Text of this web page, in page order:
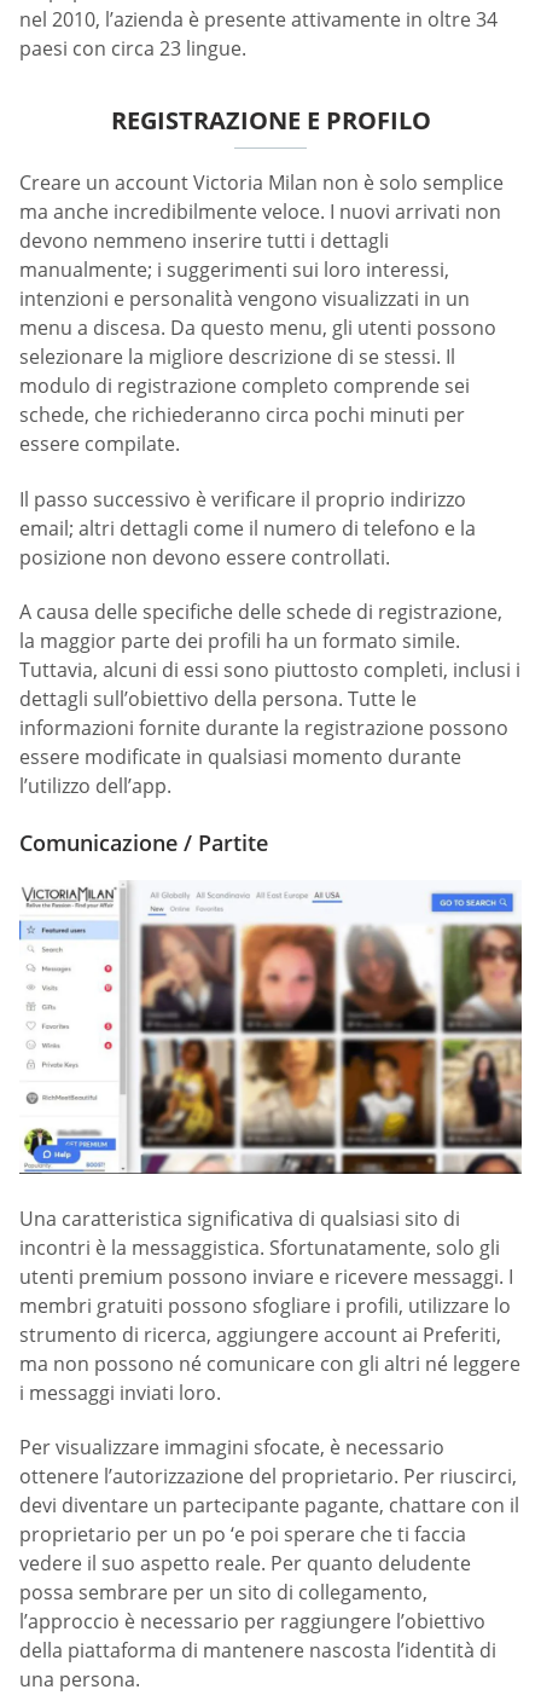
nel 2010, l’azienda è presente attivamente in oltre 34
paesi con circa 23 lingue.
REGISTRAZIONE E PROFILO
Creare un account Victoria Milan non è solo semplice
ma anche incredibilmente veloce. I nuovi arrivati non
devono nemmeno inserire tutti i dettagli
manualmente; i suggerimenti sui loro interessi,
intenzioni e personalità vengono visualizzati in un
menu a discesa. Da questo menu, gli utenti possono
selezionare la migliore descrizione di se stessi. Il
modulo di registrazione completo comprende sei
schede, che richiederanno circa pochi minuti per
essere compilate.
Il passo successivo è verificare il proprio indirizzo
email; altri dettagli come il numero di telefono e la
posizione non devono essere controllati.
A causa delle specifiche delle schede di registrazione,
la maggior parte dei profili ha un formato simile.
Tuttavia, alcuni di essi sono piuttosto completi, inclusi i
dettagli sull’obiettivo della persona. Tutte le
informazioni fornite durante la registrazione possono
essere modificate in qualsiasi momento durante
l’utilizzo dell’app.
Comunicazione / Partite
Una caratteristica significativa di qualsiasi sito di
incontri è la messaggistica. Sfortunatamente, solo gli
utenti premium possono inviare e ricevere messaggi. I
membri gratuiti possono sfogliare i profili, utilizzare lo
strumento di ricerca, aggiungere account ai Preferiti,
ma non possono né comunicare con gli altri né leggere
i messaggi inviati loro.
Per visualizzare immagini sfocate, è necessario
ottenere l’autorizzazione del proprietario. Per riuscirci,
devi diventare un partecipante pagante, chattare con il
proprietario per un po ‘e poi sperare che ti faccia
vedere il suo aspetto reale. Per quanto deludente
possa sembrare per un sito di collegamento,
l’approccio è necessario per raggiungere l’obiettivo
della piattaforma di mantenere nascosta l’identità di
una persona.